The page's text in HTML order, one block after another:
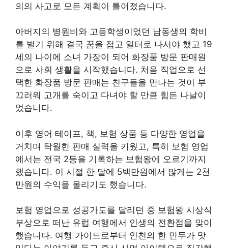
의의 사고로 모든 계획이 틀어졌습니다.
아버지의 병원비와 고등학생이었던 남동생의 학비
를 벌기 위해 결국 꿈을 접고 일터로 나서야 했고 19
세의 나이에 소녀 가장이 되어 화장품 방문 판매원
으로 사회 생활을 시작했습니다. 처음 직업으로 선
택한 화장품 방문 판매는 친구들을 만나는 것이 부
끄러워 고개를 숙이고 다녀야 할 만큼 힘든 나날이
었습니다.
이후 영어 테이프, 책, 보험 상품 등 다양한 영업을
거치며 탁월한 판매 실력을 키웠고, 특히 보험 영업
에서는 전국 2등을 기록하는 보험왕에 오르기까지
했습니다. 이 시절 한 달에 5백만원에서 많게는 2천
만원의 수익을 올리기도 했습니다.
보험 영업으로 성공가도를 달리던 중 보험왕 시상식
부상으로 떠난 유럽 여행에서 인생의 전환점을 맞이
했습니다. 여행 가이드로부터 인천의 한 만두가 맛